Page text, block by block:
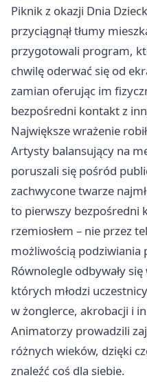
Piknik z okazji Dnia
przyciągnął tłumy
przygotowali program,
chwilę oderwać się od
zamian oferując im
bezpośredni kontakt z
Największe wrażenie
Artysty balansujący na
poruszali się pośród
zachwycone twarze
to pierwszy bezpośredni
rzemiosłem – nie przez
możliwością podziwiania
Równolegle odbywały
których młodzi
w żonglerce, akrobacji i
Animatorzy prowadzili
różnych wieków, dzięki
znaleźć coś dla siebie.